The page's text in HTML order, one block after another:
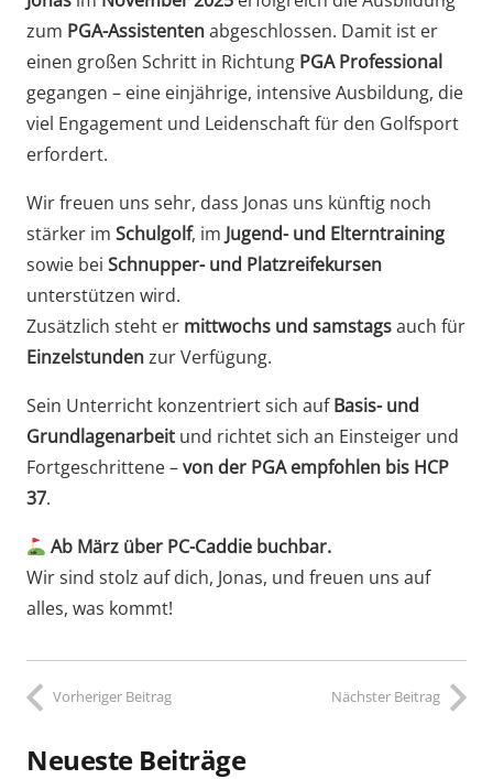
zum PGA-Assistentenabgeschlossen. Damit ist er
einen großen Schritt in Richtung PGA Professional
gegangen – eine einjährige, intensive Ausbildung, die
viel Engagement und Leidenschaft für den Golfsport
erfordert.
Wir freuen uns sehr, dass Jonas uns künftig noch
stärker im Schulgolf, im Jugend- und Elterntraining
sowie bei Schnupper- und Platzreifekursen
unterstützen wird.
Zusätzlich steht er mittwochs und samstagsauch für
Einzelstundenzur Verfügung.
Sein Unterricht konzentriert sich aufBasis- und
Grundlagenarbeit und richtet sich an Einsteiger und
Fortgeschrittene –von der PGA empfohlen bis HCP
37.
Ab März über PC-Caddie buchbar.
Wir sind stolz auf dich, Jonas, und freuen uns auf
alles, was kommt!
Vorheriger Beitrag Nächster Beitrag
Neueste Beiträge